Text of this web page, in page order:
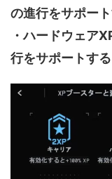
の進行をサポー
・ハードウェ
行をサポートする